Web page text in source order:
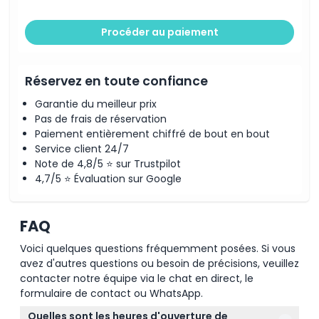
Procéder au paiement
Réservez en toute confiance
Garantie du meilleur prix
Pas de frais de réservation
Paiement entièrement chiffré de bout en bout
Service client 24/7
Note de 4,8/5 ⭐ sur Trustpilot
4,7/5 ⭐ Évaluation sur Google
FAQ
Voici quelques questions fréquemment posées. Si vous
avez d'autres questions ou besoin de précisions, veuillez
contacter notre équipe via le chat en direct, le
formulaire de contact ou WhatsApp.
Quelles sont les heures d'ouverture de